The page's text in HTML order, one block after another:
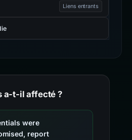
Liens entrants
a-t-il affecté ?
were
report